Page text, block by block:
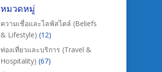
หมวดหมู่
ความเชื่อและไลฟ์สไตล์ (Beliefs
& Lifestyle) (12)
ท่องเที่ยวและบริการ (Travel &
Hospitality) (67)